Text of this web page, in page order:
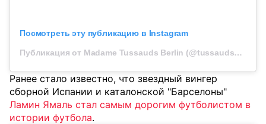
Посмотреть эту публикацию в Instagram
Публикация от Madame Tussauds Berlin (@tussaudsberlin)
Ранее стало известно, что звездный вингер
сборной Испании и каталонской "Барселоны"
Ламин Ямаль стал самым дорогим футболистом в
истории футбола.